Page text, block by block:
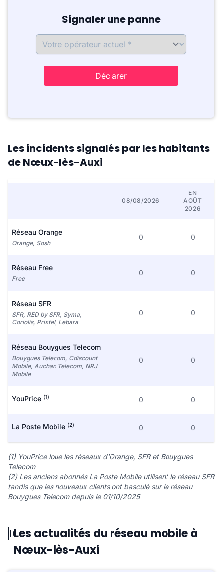
Signaler une panne
Déclarer
Les incidents signalés par les habitants
de Nœux-lès-Auxi
08/08/2026
EN
AOÛT
2026
Réseau Orange
Orange, Sosh
0 0
Réseau Free
Free
0 0
Réseau SFR
SFR, RED by SFR, Syma,
Coriolis, Prixtel, Lebara
0 0
Réseau Bouygues Telecom
Bouygues Telecom, Cdiscount
Mobile, Auchan Telecom, NRJ
Mobile
0 0
YouPrice (1) 0 0
La Poste Mobile (2) 0 0
(1) YouPrice loue les réseaux d'Orange, SFR et Bouygues
Telecom
(2) Les anciens abonnés La Poste Mobile utilisent le réseau SFR
tandis que les nouveaux clients ont basculé sur le réseau
Bouygues Telecom depuis le 01/10/2025
Les actualités du réseau mobile à
Nœux-lès-Auxi